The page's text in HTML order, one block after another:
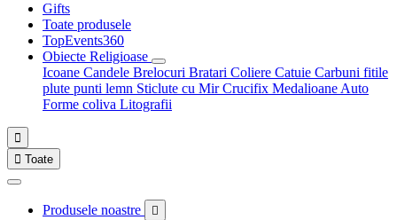
Gifts
Toate produsele
TopEvents360
Obiecte Religioase
Icoane Candele Brelocuri Bratari Coliere Catuie Carbuni fitile
plute punti lemn Sticlute cu MirCrucifix Medalioane Auto
Forme coliva Litografii

 Toate
Produsele noastre 